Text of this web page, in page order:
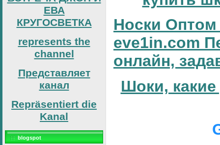
ЕВА
КРУГОСВЕТКА
represents the
channel
Представляет
канал
Repräsentiert die
Kanal
blogspot
Носки Оптом
eve1in.com
онлайн,
Шоки, какие